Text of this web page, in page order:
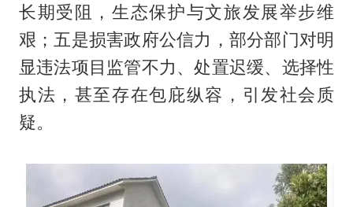
长期受阻，生态保护与文旅发展举步维
艰；五是损害政府公信力，部分部门对明
显违法项目监管不力、处置迟缓、选择性
执法，甚至存在包庇纵容，引发社会质
疑。